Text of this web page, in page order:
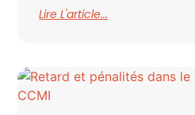
Lire L'article...